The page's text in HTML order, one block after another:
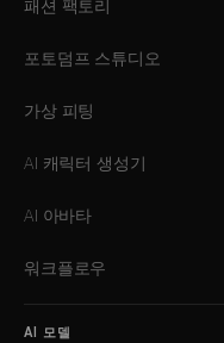
패션 팩토리
포토덤프 스튜디오
가상 피팅
AI 캐릭터 생성기
AI 아바타
워크플로우
AI 모델